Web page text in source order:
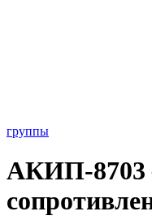
группы
АКИП-8703